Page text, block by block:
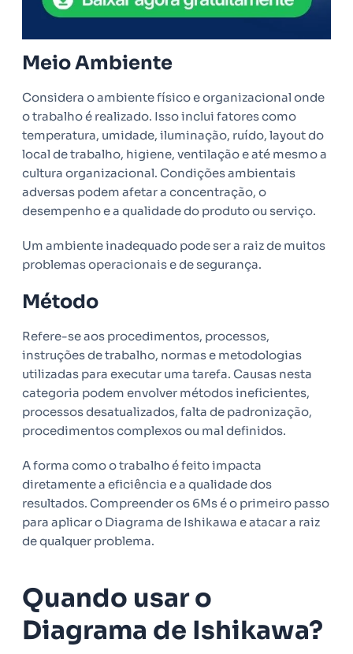
Meio Ambiente
Considera o ambiente físico e organizacional onde
o trabalho é realizado. Isso inclui fatores como
temperatura, umidade, iluminação, ruído, layout do
local de trabalho, higiene, ventilação e até mesmo a
cultura organizacional. Condições ambientais
adversas podem afetar a concentração, o
desempenho e a qualidade do produto ou serviço.
Um ambiente inadequado pode ser a raiz de muitos
problemas operacionais e de segurança.
Método
Refere-se aos procedimentos, processos,
instruções de trabalho, normas e metodologias
utilizadas para executar uma tarefa. Causas nesta
categoria podem envolver métodos ineficientes,
processos desatualizados, falta de padronização,
procedimentos complexos ou mal definidos.
A forma como o trabalho é feito impacta
diretamente a eficiência e a qualidade dos
resultados. Compreender os 6Ms é o primeiro passo
para aplicar o Diagrama de Ishikawa e atacar a raiz
de qualquer problema.
Quando usar o
Diagrama de Ishikawa?